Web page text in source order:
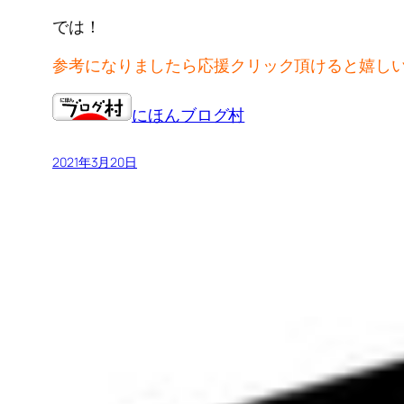
では！
参考になりましたら応援クリック頂けると嬉し
にほんブログ村
2021年3月20日